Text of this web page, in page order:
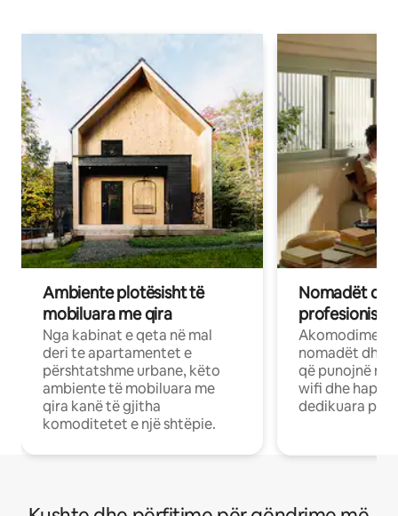
Ambiente plotësisht të
mobiluara me qira
Nga kabinat e qeta në mal
deri te apartamentet e
përshtatshme urbane, këto
ambiente të mobiluara me
qira kanë të gjitha
komoditetet e një shtëpie.
Nomadët
Akomodime
nomadët dhe
që punojnë në
wifi dhe
dedikuara